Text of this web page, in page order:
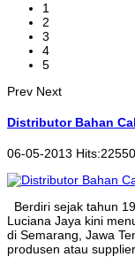
1
2
3
4
5
Prev Next
Distributor Bahan
06-05-2013
Berdiri sejak tahun
Luciana Jaya kini
di Semarang, Jawa
produsen atau supplier